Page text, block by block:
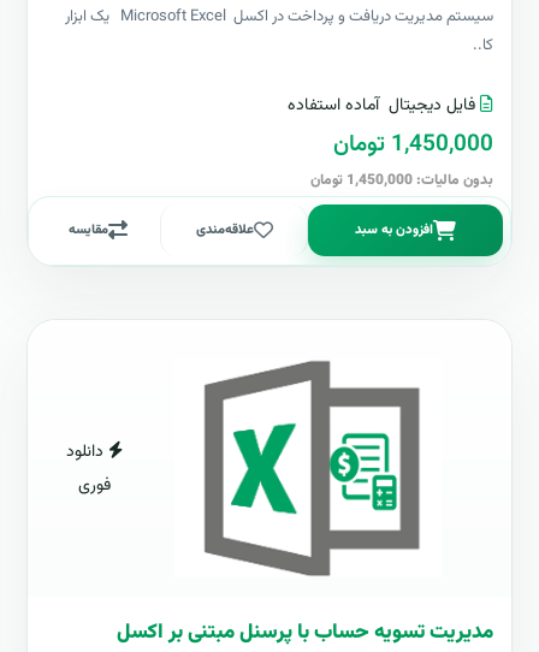
سیستم مدیریت دریافت و پرداخت در اکسل Microsoft Excel یک ابزار
کا..
فایل دیجیتال آماده استفاده
1,450,000 تومان
بدون مالیات: 1,450,000 تومان
افزودن به سبد علاقه‌مندی مقایسه
دانلود
فوری
مدیریت تسویه حساب با پرسنل مبتنی بر اکسل